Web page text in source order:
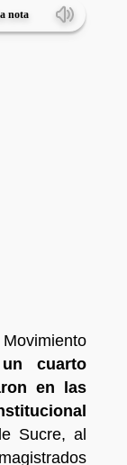
nota
cuarto
en las
Sucre, al